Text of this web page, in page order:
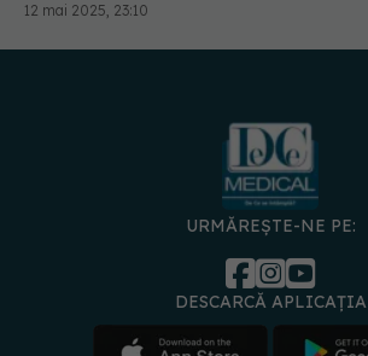
12 mai 2025, 23:10
URMĂREȘTE-NE PE:
DESCARCĂ APLICAȚIA